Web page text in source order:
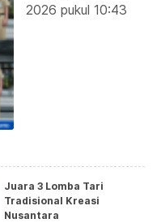
2026 pukul 10:43
Juara 3 Lomba Tari
Tradisional Kreasi
Nusantara